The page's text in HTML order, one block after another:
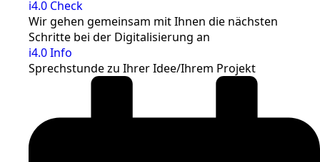
i4.0 Check
Wir gehen gemeinsam mit Ihnen die nächsten
Schritte bei der Digitalisierung an
i4.0 Info
Sprechstunde zu Ihrer Idee/Ihrem Projekt